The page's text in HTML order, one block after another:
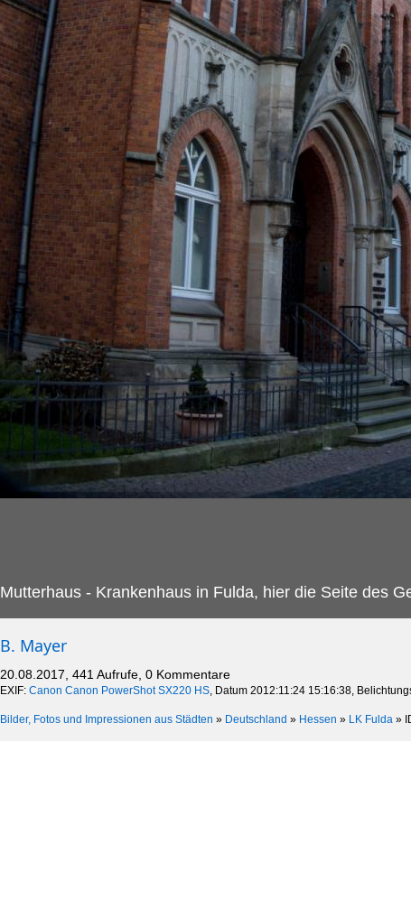
Mutterhaus - Krankenhaus in Fulda, hier die Seite des
B. Mayer
20.08.2017, 441 Aufrufe, 0 Kommentare
EXIF: Canon Canon PowerShot SX220 HS, Datum 2012:11:24 15:16:38,
Bilder, Fotos und Impressionen aus Städten » Deutschland » Hessen » LK Fulda »